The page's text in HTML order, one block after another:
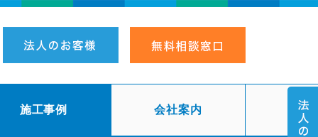
施工事例 会社案内